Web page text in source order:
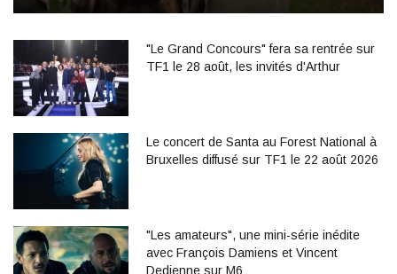
"Le Grand Concours" fera sa rentrée sur
TF1 le 28 août, les invités d'Arthur
Le concert de Santa au Forest National à
Bruxelles diffusé sur TF1 le 22 août 2026
"Les amateurs", une mini-série inédite
avec François Damiens et Vincent
Dedienne sur M6